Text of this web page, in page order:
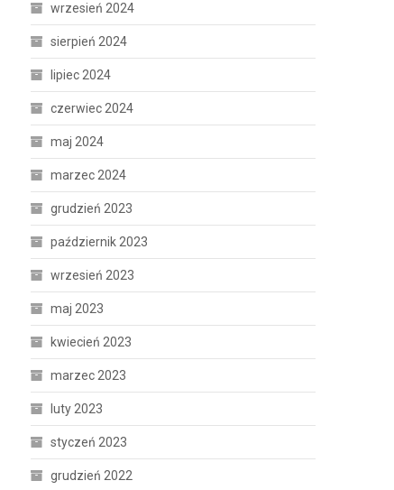
wrzesień 2024
sierpień 2024
lipiec 2024
czerwiec 2024
maj 2024
marzec 2024
grudzień 2023
październik 2023
wrzesień 2023
maj 2023
kwiecień 2023
marzec 2023
luty 2023
styczeń 2023
grudzień 2022